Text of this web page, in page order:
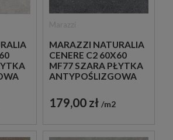
MARAZZI NATURALIA
CENERE C2 60X60
MF77 SZARA PŁYTKA
ANTYPOŚLIZGOWA
179,00 zł m2